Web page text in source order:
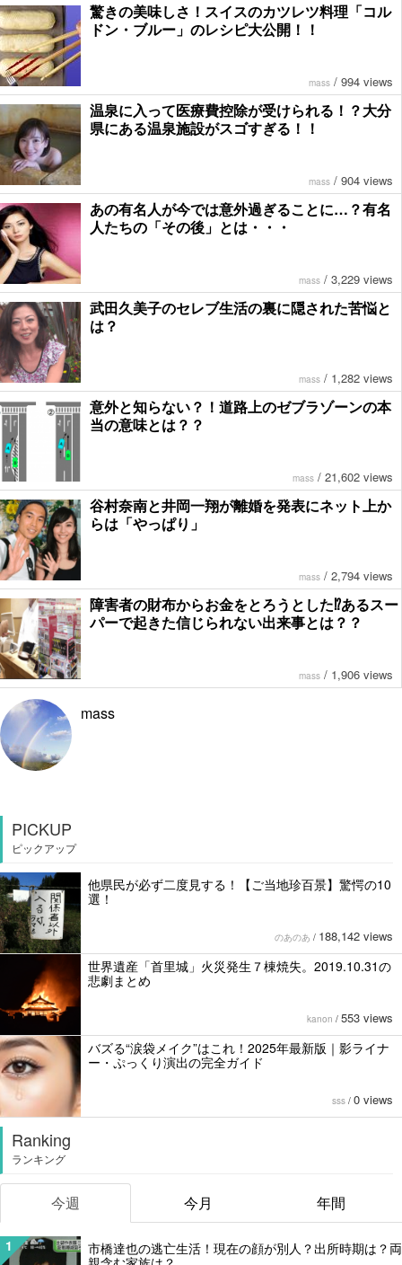
驚きの美味しさ！スイスのカツレツ料理「コル
ドン・ブルー」のレシピ大公開！！
mass / 994 views
温泉に入って医療費控除が受けられる！？大分
県にある温泉施設がスゴすぎる！！
mass / 904 views
あの有名人が今では意外過ぎることに…？有名
人たちの「その後」とは・・・
mass / 3,229 views
武田久美子のセレブ生活の裏に隠された苦悩と
は？
mass / 1,282 views
意外と知らない？！道路上のゼブラゾーンの本
当の意味とは？？
mass / 21,602 views
谷村奈南と井岡一翔が離婚を発表にネット上か
らは「やっぱり」
mass / 2,794 views
障害者の財布からお金をとろうとした⁉︎あるスー
パーで起きた信じられない出来事とは？？
mass / 1,906 views
mass
PICKUP
ピックアップ
他県民が必ず二度見する！【ご当地珍百景】驚愕の10
選！
のあのあ / 188,142 views
世界遺産「首里城」火災発生７棟焼失。2019.10.31の
悲劇まとめ
kanon / 553 views
バズる“涙袋メイク”はこれ！2025年最新版｜影ライナ
ー・ぷっくり演出の完全ガイド
sss / 0 views
Ranking
ランキング
今週 今月 年間
1
市橋達也の逃亡生活！現在の顔が別人？出所時期は？両